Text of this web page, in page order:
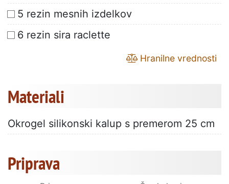
5 rezin mesnih izdelkov
6 rezin sira raclette
Hranilne vrednosti
Materiali
Okrogel silikonski kalup s premerom 25 cm
Priprava